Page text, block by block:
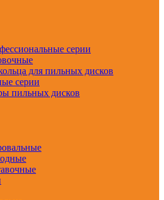
серии
для пильных дисков
серии
пильных дисков